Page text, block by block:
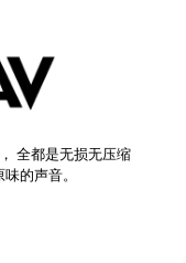
全都是无损无压缩
的声音。